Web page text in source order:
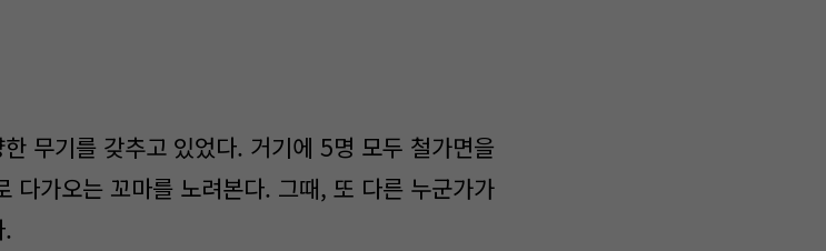
무기를 갖추고 있었다. 거기에 5명 모두 철가면을
다가오는 꼬마를 노려본다. 그때, 또 다른 누군가가
.